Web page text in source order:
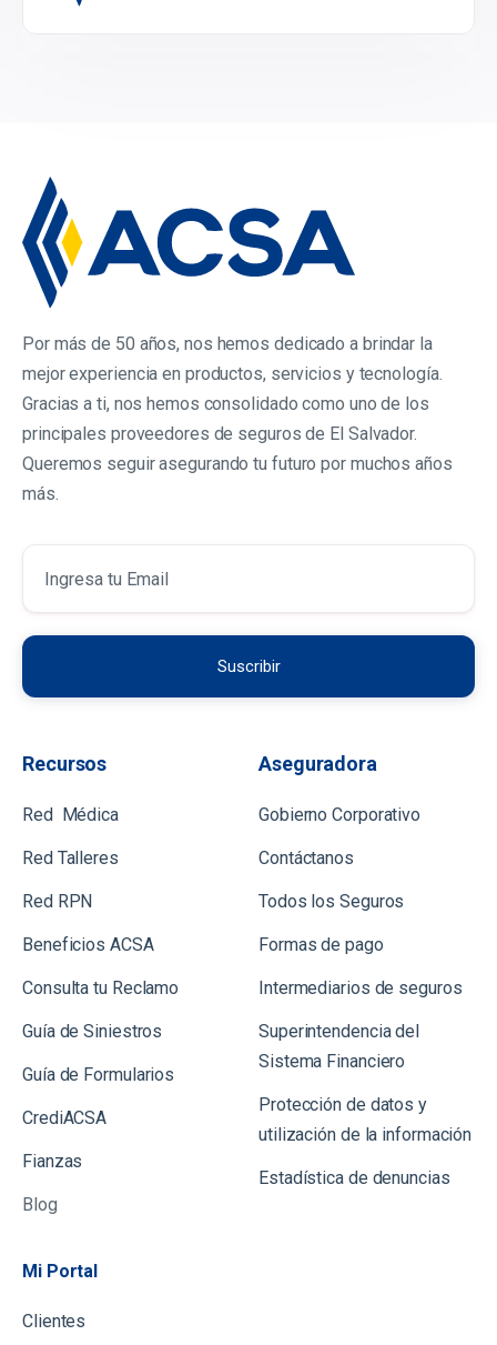
Por más de 50 años, nos hemos dedicado a brindar la
mejor experiencia en productos, servicios y tecnología.
Gracias a ti, nos hemos consolidado como uno de los
principales proveedores de seguros de El Salvador.
Queremos seguir asegurando tu futuro por muchos años
más.
Recursos
Red Médica
Red Talleres
Red RPN
Beneficios ACSA
Consulta tu Reclamo
Guía de Siniestros
Guía de Formularios
CrediACSA
Fianzas
Blog
Aseguradora
Gobierno Corporativo
Contáctanos
Todos los Seguros
Formas de pago
Intermediarios de seguros
Superintendencia del
Sistema Financiero
Protección de datos y
utilización de la información
Estadística de denuncias
Mi Portal
Clientes